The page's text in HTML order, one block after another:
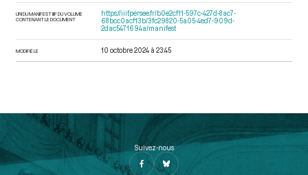
URI DU MANIFEST IIIF DU VOLUME
CONTENANT LE DOCUMENT
https://iiif.persee.fr/b0e2cf11-597c-427d-8ac7-
68bcc0acf13b/3fc29820-5a05-4ed7-909d-
2dac5471694a/manifest
MODIFIÉ LE 10 octobre 2024 à 23:45
Suivez-nous